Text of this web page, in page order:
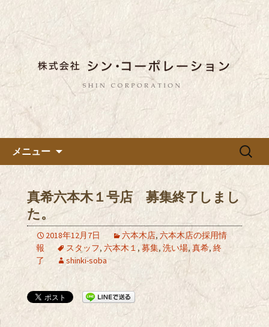
都内に5店舗展開している蕎麦
のお店「真希（しんき）」を運
営する「株式会社シン・コーポ
レーション」のブログ
東京都内に5店舗ある美味しい蕎麦のお
店「真希（しんき）」と運営の「株式
会社シン・コーポレーション」の新着
情報はこちら。店舗によって24時間営
業、宴会なども承っております。季節
のメニューも豊富にご用意。
メニュー
検
真希六本木１号店 募集終了しまし
た。
2018年12月7日 六本木店, 六本木店の採用情
報
スタッフ, 六本木１ , 募集, 洗い場, 真希, 終
了
shinki-soba